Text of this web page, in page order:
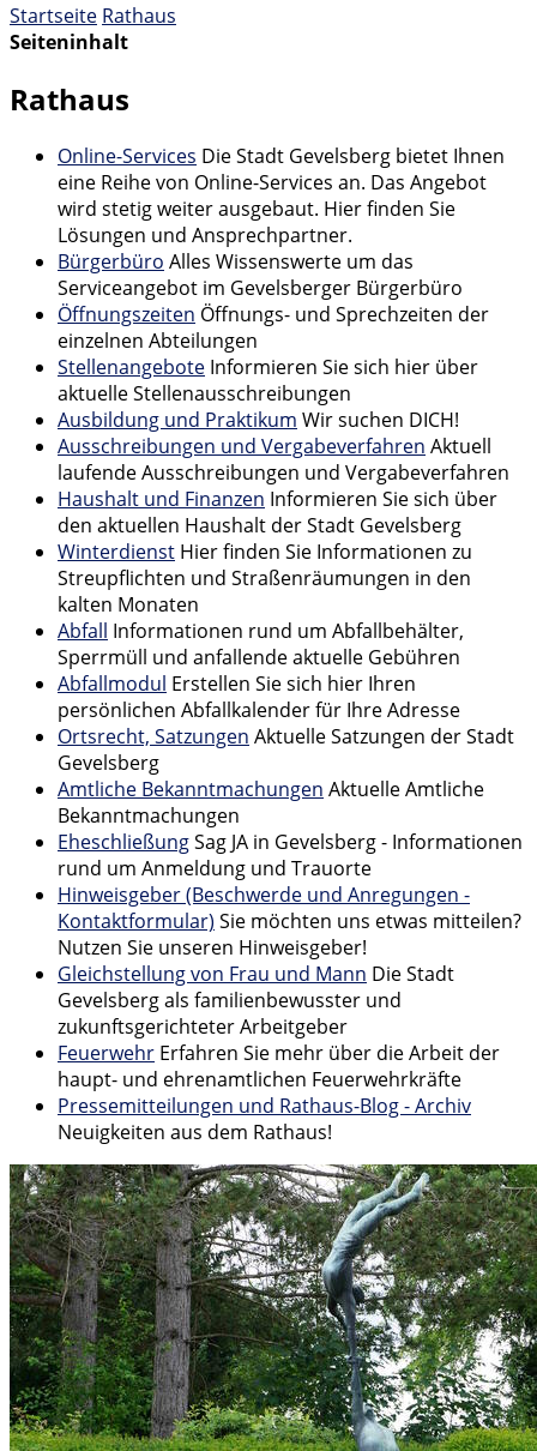
Startseite Rathaus
Seiteninhalt
Rathaus
Online-Services Die Stadt Gevelsberg bietet Ihnen
eine Reihe von Online-Services an. Das Angebot
wird stetig weiter ausgebaut. Hier finden Sie
Lösungen und Ansprechpartner.
Bürgerbüro Alles Wissenswerte um das
Serviceangebot im Gevelsberger Bürgerbüro
Öffnungszeiten Öffnungs- und Sprechzeiten der
einzelnen Abteilungen
Stellenangebote Informieren Sie sich hier über
aktuelle Stellenausschreibungen
Ausbildung und Praktikum Wir suchen DICH!
Ausschreibungen und Vergabeverfahren Aktuell
laufende Ausschreibungen und Vergabeverfahren
Haushalt und Finanzen Informieren Sie sich über
den aktuellen Haushalt der Stadt Gevelsberg
Winterdienst Hier finden Sie Informationen zu
Streupflichten und Straßenräumungen in den
kalten Monaten
Abfall Informationen rund um Abfallbehälter,
Sperrmüll und anfallende aktuelle Gebühren
Abfallmodul Erstellen Sie sich hier Ihren
persönlichen Abfallkalender für Ihre Adresse
Ortsrecht, Satzungen Aktuelle Satzungen der Stadt
Gevelsberg
Amtliche Bekanntmachungen Aktuelle Amtliche
Bekanntmachungen
EheschließungSag JA in Gevelsberg - Informationen
rund um Anmeldung und Trauorte
Hinweisgeber (Beschwerde und Anregungen -
Kontaktformular) Sie möchten uns etwas mitteilen?
Nutzen Sie unseren Hinweisgeber!
Gleichstellung von Frau und Mann Die Stadt
Gevelsberg als familienbewusster und
zukunftsgerichteter Arbeitgeber
Feuerwehr Erfahren Sie mehr über die Arbeit der
haupt- und ehrenamtlichen Feuerwehrkräfte
Pressemitteilungen und Rathaus-Blog - Archiv
Neuigkeiten aus dem Rathaus!